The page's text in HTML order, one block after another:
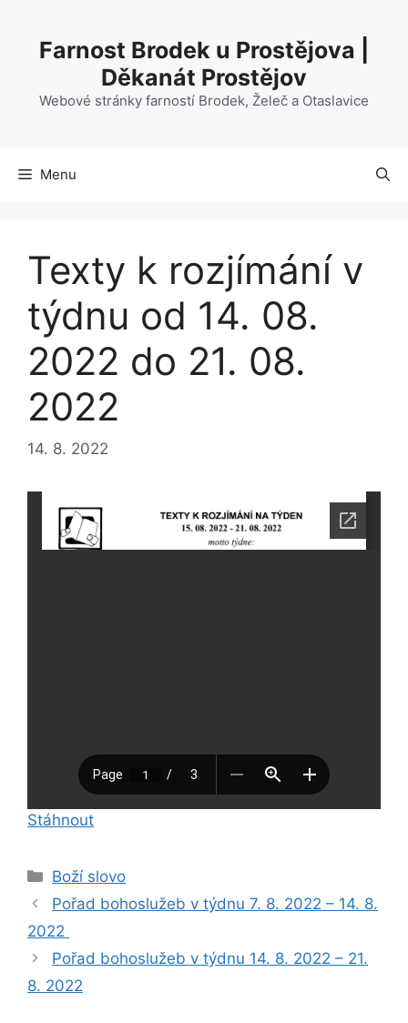
obsahFarnost Brodek u Prostějova |
Děkanát Prostějov
Webové stránky farností Brodek, Želeč a Otaslavice
Menu
Texty k rozjímání v
týdnu od 14. 08.
2022 do 21. 08.
2022
14. 8. 2022
Stáhnout
Rubriky
Boží slovo
Pořad bohoslužeb v týdnu 7. 8. 2022 – 14. 8.
2022
Pořad bohoslužeb v týdnu 14. 8. 2022 – 21.
8. 2022